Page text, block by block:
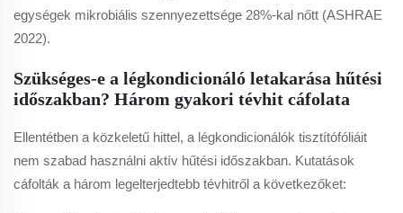
egységek mikrobiális szennyezettsége 28%-kal nőtt (ASHRAE
2022).
Szükséges-e a légkondicionáló letakarása hűtési
időszakban? Három gyakori tévhit cáfolata
Ellentétben a közkeletű hittel, a légkondicionálók tisztítófóliáit
nem szabad használni aktív hűtési időszakban. Kutatások
cáfolták a három legelterjedtebb tévhitről a következőket: